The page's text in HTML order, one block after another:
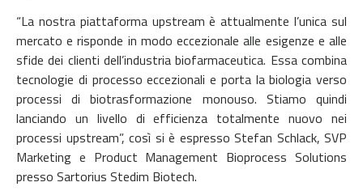
“La nostra piattaforma upstream è attualmente l’unica sul
mercato e risponde in modo eccezionale alle esigenze e alle
sfide dei clienti dell’industria biofarmaceutica. Essa combina
tecnologie di processo eccezionali e porta la biologia verso
processi di biotrasformazione monouso. Stiamo quindi
lanciando un livello di efficienza totalmente nuovo nei
processi upstream”, così si è espresso Stefan Schlack, SVP
Marketing e Product Management Bioprocess Solutions
presso Sartorius Stedim Biotech.